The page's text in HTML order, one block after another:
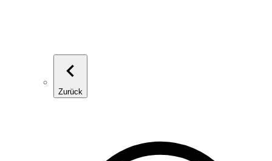
Zurück